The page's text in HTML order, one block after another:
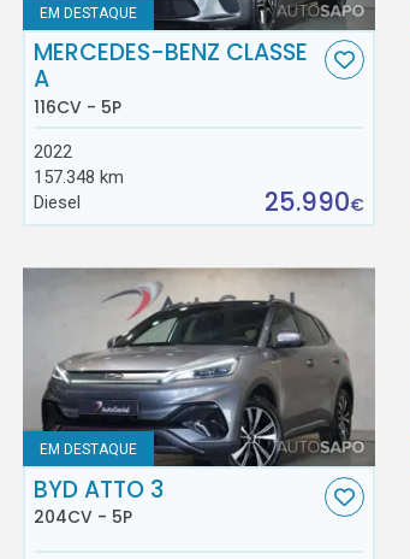
EM DESTAQUE
MERCEDES-BENZ CLASSE
A
116CV - 5P
2022
157.348 km
Diesel
25.990€
EM DESTAQUE
BYD ATTO 3
204CV - 5P